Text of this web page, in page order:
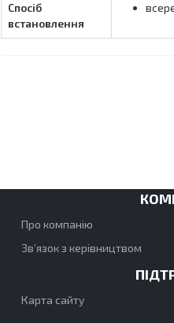
Спосіб
встановлення
Про компанію
Зв’язок з керівництвом
Карта сайту